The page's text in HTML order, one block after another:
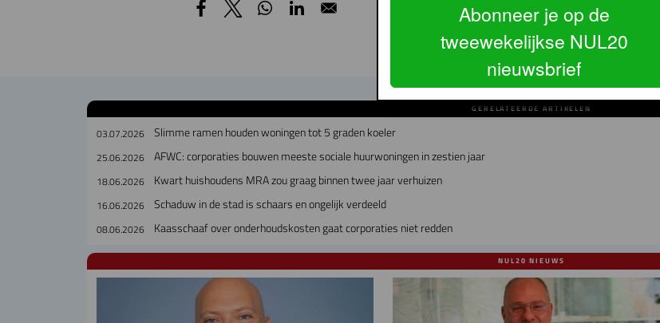
GERELATEERDE ARTIKELEN
03.07.2026 Slimme ramen houden woningen tot 5 graden koeler
25.06.2026 AFWC: corporaties bouwen meeste sociale huurwoningen in zestien jaar
18.06.2026 Kwart huishoudens MRA zou graag binnen twee jaar verhuizen
16.06.2026 Schaduw in de stad is schaars en ongelijk verdeeld
08.06.2026 Kaasschaaf over onderhoudskosten gaat corporaties niet redden
NUL20 NIEUWS
Abonneer je op de
tweewekelijkse NUL20
nieuwsbrief